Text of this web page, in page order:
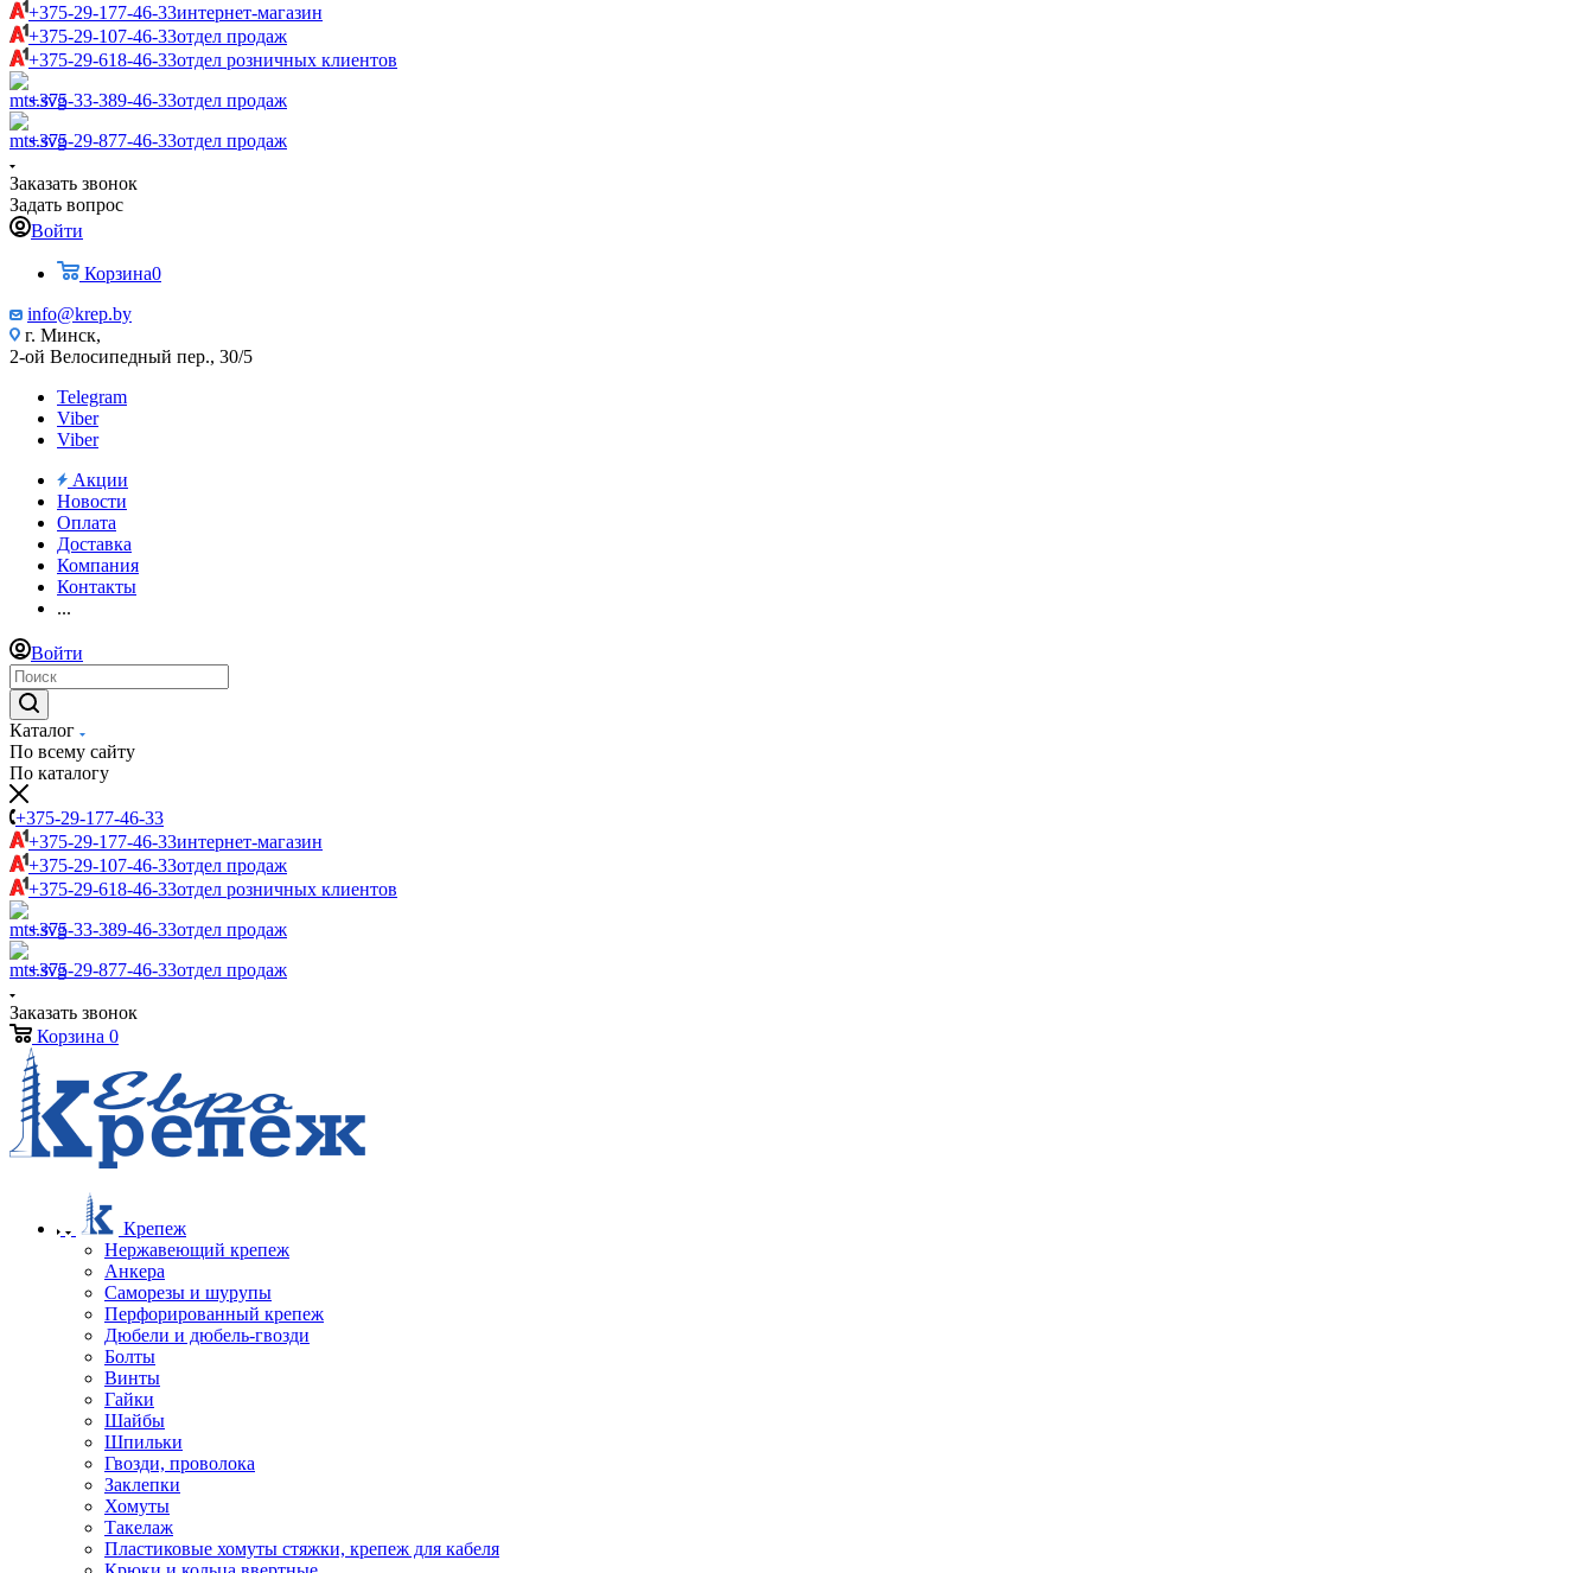
+375-29-177-46-33интернет-магазин
+375-29-107-46-33отдел продаж
+375-29-618-46-33отдел розничных клиентов
+375-33-389-46-33отдел продаж
+375-29-877-46-33отдел продаж
Заказать звонок
Задать вопрос
Войти
Корзина0
info@krep.by
г. Минск,
2-ой Велосипедный пер., 30/5
Telegram
Viber
Viber
Акции
Новости
Оплата
Доставка
Компания
Контакты
...
Войти
Каталог
По всему сайту
По каталогу
+375-29-177-46-33
+375-29-177-46-33интернет-магазин
+375-29-107-46-33отдел продаж
+375-29-618-46-33отдел розничных клиентов
+375-33-389-46-33отдел продаж
+375-29-877-46-33отдел продаж
Заказать звонок
Корзина 0
Крепеж
Нержавеющий крепеж
Анкера
Саморезы и шурупы
Перфорированный крепеж
Дюбели и дюбель-гвозди
Болты
Винты
Гайки
Шайбы
Шпильки
Гвозди, проволока
Заклепки
Хомуты
Такелаж
Пластиковые хомуты стяжки, крепеж для кабеля